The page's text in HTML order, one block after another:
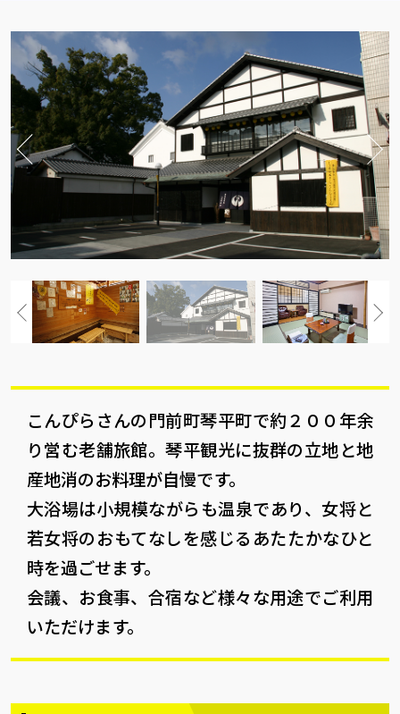
こんぴらさんの門前町琴平町で約２００年余
り営む老舗旅館。琴平観光に抜群の立地と地
産地消のお料理が自慢です。
大浴場は小規模ながらも温泉であり、女将と
若女将のおもてなしを感じるあたたかなひと
時を過ごせます。
会議、お食事、合宿など様々な用途でご利用
いただけます。